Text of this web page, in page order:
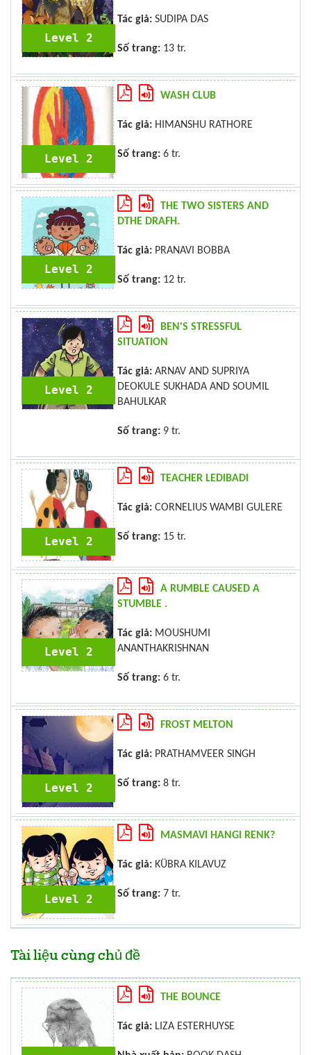
Level 2
Tác giả: SUDIPA DAS
Số trang: 13 tr.
Level 2
WASH CLUB
Tác giả: HIMANSHU RATHORE
Số trang: 6 tr.
Level 2
THE TWO SISTERS AND
DTHE DRAFH.
Tác giả: PRANAVI BOBBA
Số trang: 12 tr.
Level 2
BEN'S STRESSFUL
SITUATION
Tác giả: ARNAV AND SUPRIYA
DEOKULE SUKHADA AND SOUMIL
BAHULKAR
Số trang: 9 tr.
Level 2
TEACHER LEDIBADI
Tác giả: CORNELIUS WAMBI GULERE
Số trang: 15 tr.
Level 2
A RUMBLE CAUSED A
STUMBLE .
Tác giả: MOUSHUMI
ANANTHAKRISHNAN
Số trang: 6 tr.
Level 2
FROST MELTON
Tác giả: PRATHAMVEER SINGH
Số trang: 8 tr.
Level 2
MASMAVI HANGI RENK?
Tác giả: KÜBRA KILAVUZ
Số trang: 7 tr.
Tài liệu cùng chủ đề
THE BOUNCE
Tác giả: LIZA ESTERHUYSE